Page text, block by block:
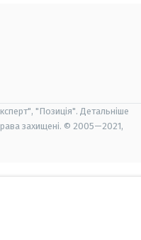
"Позиція". Детальніше
захищені. © 2005—2021,